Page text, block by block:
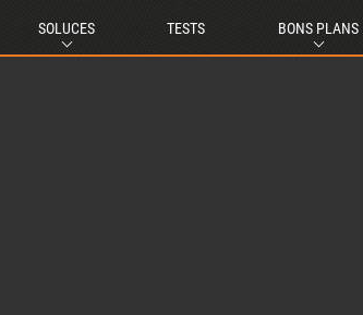
SOLUCES TESTS BONS PLANS